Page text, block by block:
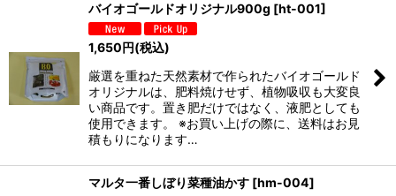
バイオゴールドオリジナル900g [ht-001]
1,650円(税込)
厳選を重ねた天然素材で作られたバイオゴールド
オリジナルは、肥料焼けせず、植物吸収も大変良
い商品です。置き肥だけではなく、液肥としても
使用できます。 ※お買い上げの際に、送料はお見
積もりになります…
マルタ一番しぼり菜種油かす [hm-004]